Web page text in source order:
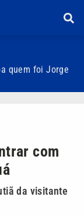
quem foi Jorge
com
da visitante